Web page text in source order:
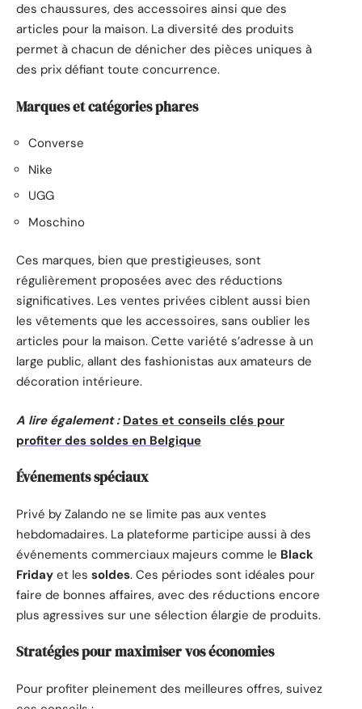
des chaussures, des accessoires ainsi que des
articles pour la maison. La diversité des produits
permet à chacun de dénicher des pièces uniques à
des prix défiant toute concurrence.
Marques et catégories phares
Converse
Nike
UGG
Moschino
Ces marques, bien que prestigieuses, sont
régulièrement proposées avec des réductions
significatives. Les ventes privées ciblent aussi bien
les vêtements que les accessoires, sans oublier les
articles pour la maison. Cette variété s’adresse à un
large public, allant des fashionistas aux amateurs de
décoration intérieure.
A lire également : Dates et conseils clés pour
profiter des soldes en Belgique
Événements spéciaux
Privé by Zalando ne se limite pas aux ventes
hebdomadaires. La plateforme participe aussi à des
événements commerciaux majeurs comme le Black
Friday et les soldes. Ces périodes sont idéales pour
faire de bonnes affaires, avec des réductions encore
plus agressives sur une sélection élargie de produits.
Stratégies pour maximiser vos économies
Pour profiter pleinement des meilleures offres, suivez